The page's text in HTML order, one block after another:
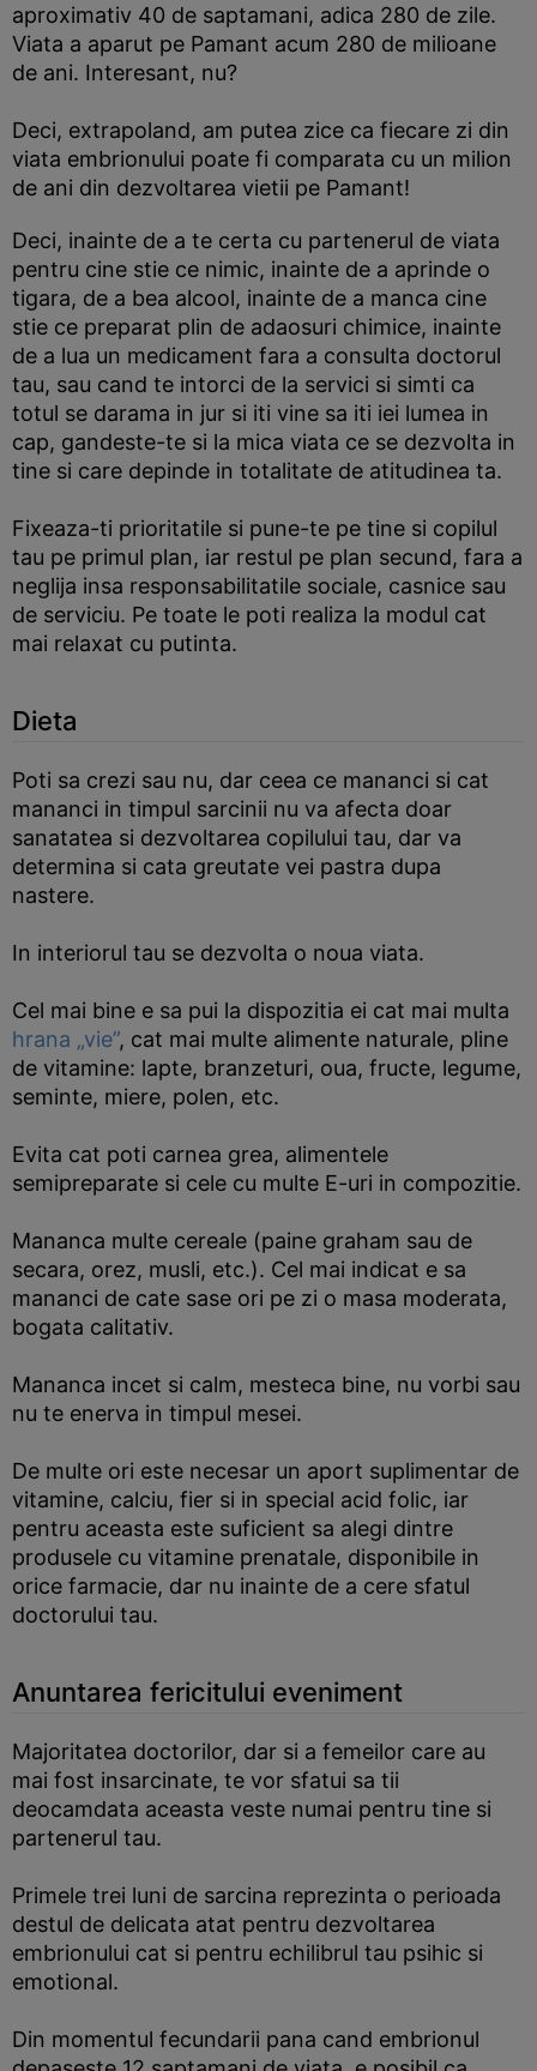
aproximativ 40 de saptamani, adica 280 de zile.
Viata a aparut pe Pamant acum 280 de milioane
de ani. Interesant, nu?
Deci, extrapoland, am putea zice ca fiecare zi din
viata embrionului poate fi comparata cu un milion
de ani din dezvoltarea vietii pe Pamant!
Deci, inainte de a te certa cu partenerul de viata
pentru cine stie ce nimic, inainte de a aprinde o
tigara, de a bea alcool, inainte de a manca cine
stie ce preparat plin de adaosuri chimice, inainte
de a lua un medicament fara a consulta doctorul
tau, sau cand te intorci de la servici si simti ca
totul se darama in jur si iti vine sa iti iei lumea in
cap, gandeste-te si la mica viata ce se dezvolta in
tine si care depinde in totalitate de atitudinea ta.
Fixeaza-ti prioritatile si pune-te pe tine si copilul
tau pe primul plan, iar restul pe plan secund, fara a
neglija insa responsabilitatile sociale, casnice sau
de serviciu. Pe toate le poti realiza la modul cat
mai relaxat cu putinta.
Dieta
Poti sa crezi sau nu, dar ceea ce mananci si cat
mananci in timpul sarcinii nu va afecta doar
sanatatea si dezvoltarea copilului tau, dar va
determina si cata greutate vei pastra dupa
nastere.
In interiorul tau se dezvolta o noua viata.
Cel mai bine e sa pui la dispozitia ei cat mai multa
hrana „vie”, cat mai multe alimente naturale, pline
de vitamine: lapte, branzeturi, oua, fructe, legume,
seminte, miere, polen, etc.
Evita cat poti carnea grea, alimentele
semipreparate si cele cu multe E-uri in compozitie.
Mananca multe cereale (paine graham sau de
secara, orez, musli, etc.). Cel mai indicat e sa
mananci de cate sase ori pe zi o masa moderata,
bogata calitativ.
Mananca incet si calm, mesteca bine, nu vorbi sau
nu te enerva in timpul mesei.
De multe ori este necesar un aport suplimentar de
vitamine, calciu, fier si in special acid folic, iar
pentru aceasta este suficient sa alegi dintre
produsele cu vitamine prenatale, disponibile in
orice farmacie, dar nu inainte de a cere sfatul
doctorului tau.
Anuntarea fericitului eveniment
Majoritatea doctorilor, dar si a femeilor care au
mai fost insarcinate, te vor sfatui sa tii
deocamdata aceasta veste numai pentru tine si
partenerul tau.
Primele trei luni de sarcina reprezinta o perioada
destul de delicata atat pentru dezvoltarea
embrionului cat si pentru echilibrul tau psihic si
emotional.
Din momentul fecundarii pana cand embrionul